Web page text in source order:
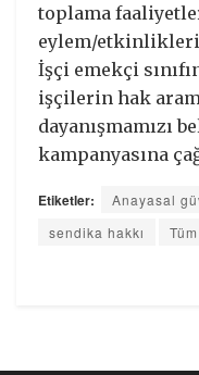
toplama
eylem/
İşçi emekçi
işçilerin hak
dayanışmamızı
kampanyasına
Etiketler: Anayasal
sendika hakkı